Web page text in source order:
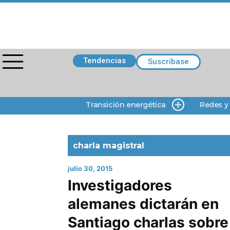
Tendencias Suscríbase
Transición energética Redes
charla magistral
julio 30, 2015
Investigadores
alemanes dictarán en
Santiago charlas sobre